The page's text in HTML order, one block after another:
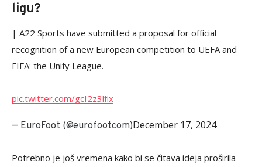
ligu?
| A22 Sports have submitted a proposal for official
recognition of a new European competition to UEFA and
FIFA: the Unify League.
pic.twitter.com/gcI2z3lfix
— EuroFoot (@eurofootcom)December 17, 2024
Potrebno je još vremena kako bi se čitava ideja proširila